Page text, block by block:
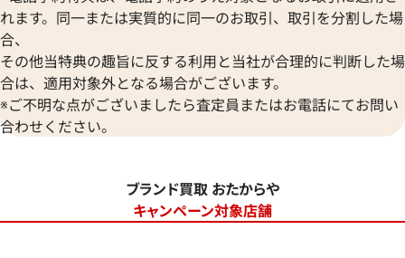
れます。同一または実質的に同一のお取引、取引を分割した場
合、
その他当特典の趣旨に反する利用と当社が合理的に判断した場
合は、適用対象外となる場合がございます。
※ご不明な点がございましたら査定員またはお電話にてお問い
合わせください。
ブランド買取 おたからや
キャンペーン対象店舗